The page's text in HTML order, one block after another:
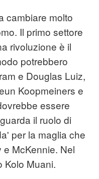
cambiare molto
Il primo settore
rivoluzione è il
potrebbero
e Douglas Luiz,
Koopmeiners e
essere
il ruolo di
per la maglia che
McKennie. Nel
Kolo Muani.